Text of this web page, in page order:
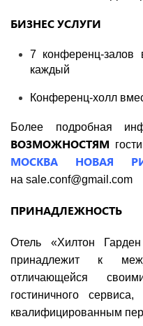
БИЗНЕС УСЛУГИ
7 конференц-залов
каждый
Конференц-холл
Более подробная
ВОЗМОЖНОСТЯМ
МОСКВА НОВАЯ
на sale.conf@gmail.com
ПРИНАДЛЕЖНОСТЬ
Отель «Хилтон
принадлежит к
отличающейся
гостиничного
квалифицированным